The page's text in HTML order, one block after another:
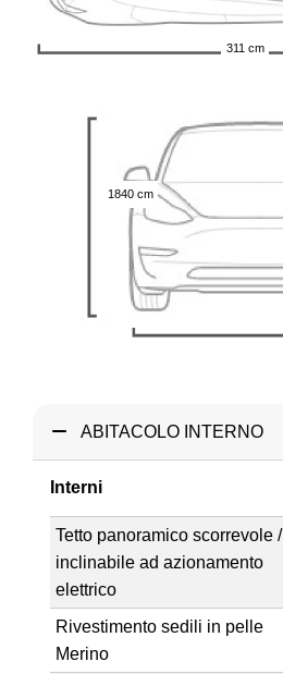
311 cm
1840 cm
ABITACOLO INTERNO
Interni
Tetto panoramico scorrevole /
inclinabile ad azionamento
elettrico
Rivestimento sedili in pelle
Merino